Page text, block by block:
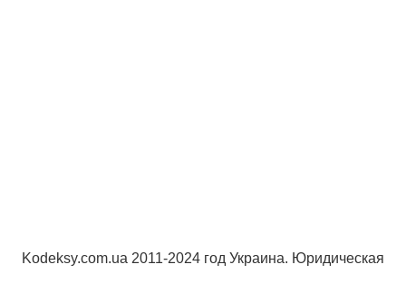
Kodeksy.com.ua 2011-2024 год Украина. Юридическая